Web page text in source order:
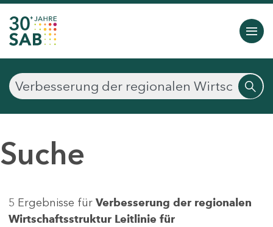
Suche
5 Ergebnisse für Verbesserung der regionalen
Wirtschaftsstruktur Leitlinie für